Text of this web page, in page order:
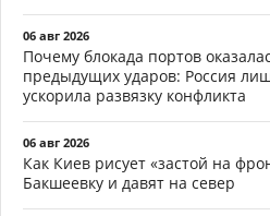
06 авг 2026
Почему блокада портов
предыдущих ударов: Россия
ускорила развязку конфликта
06 авг 2026
Как Киев рисует «застой на
Бакшеевку и давят на север